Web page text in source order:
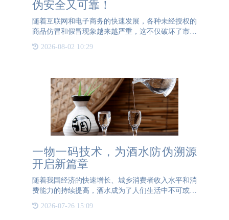
伪安全又可靠！
随着互联网和电子商务的快速发展，各种未经授权的
商品仿冒和假冒现象越来越严重，这不仅破坏了市场
了解决这一问题，各个企业纷纷使用了溯源系统，并
2026-08-02 10:29
一物一码技术，为酒水防伪溯源
开启新篇章
随着我国经济的快速增长、城乡消费者收入水平和消
费能力的持续提高，酒水成为了人们生活中不可或缺
于酒水真伪的关注度也在显著提升。为了更好地满足
2026-07-26 15:09